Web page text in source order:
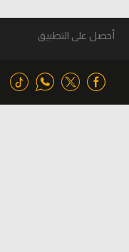
أحصل على التطبيق